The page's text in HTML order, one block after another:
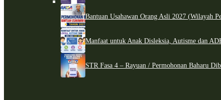
Bantuan Usahawan Orang Asli 2027 (Wilayah
Manfaat untuk Anak Disleksia, Autisme dan
STR Fasa 4 – Rayuan / Permohonan Baharu